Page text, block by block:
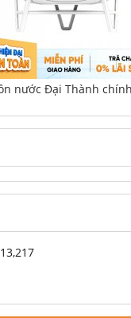
nước Đại Thành